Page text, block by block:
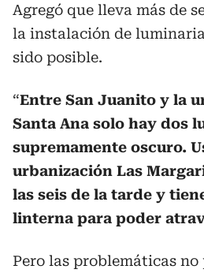
Agregó que lleva más de
la instalación de
sido posible.
“Entre San Juanito y la
Santa Ana solo hay dos
supremamente oscuro.
urbanización Las
las seis de la tarde y
linterna para poder
Pero las problemáticas